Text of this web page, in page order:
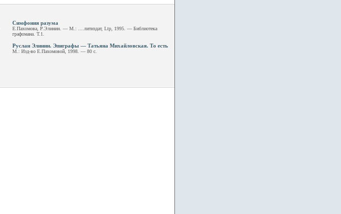
Симфония разума
Е.Пахомова, Р.Элинин. — М.: ....литиздат, Ltp, 1995. — Библиотека
графомана. Т.1.
Руслан Элинин. Эпиграфы — Татьяна Михайловская. То есть
М.: Изд-во Е.Пахомовой, 1998. — 80 с.